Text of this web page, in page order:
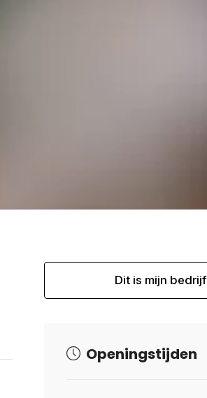
Dit is mijn bedrijf
Openingstijden